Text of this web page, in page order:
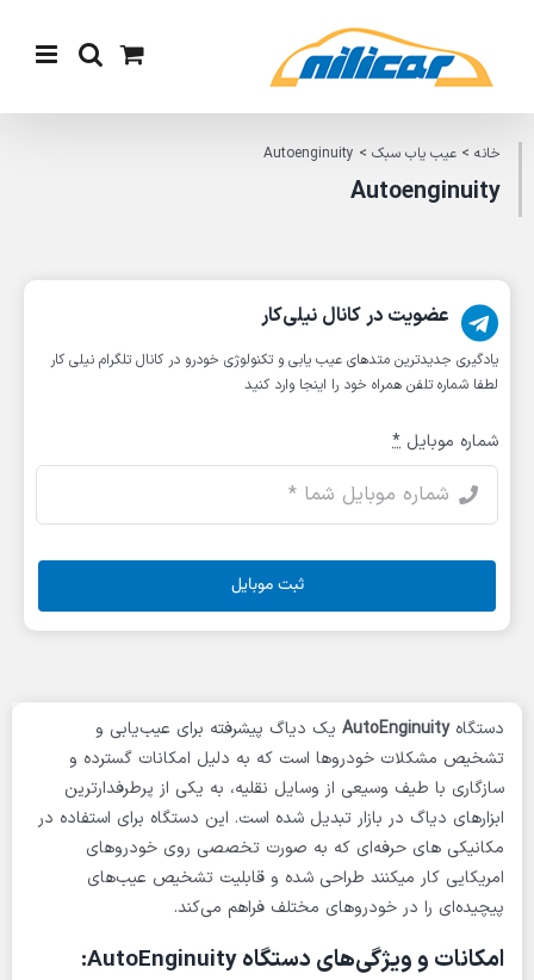
content
خانه> عیب یاب سبک>
Autoenginuity
Autoenginuity
دستگاهAutoEnginuity یک دیاگ پیشرفته برای عیب‌یابی و
تشخیص مشکلات خودروها است که به دلیل امکانات گسترده و
سازگاری با طیف وسیعی از وسایل نقلیه، به یکی از پرطرفدارترین
ابزارهای دیاگ در بازار تبدیل شده است. این دستگاه برای استفاده در
مکانیکی های حرفه‌ای که به صورت تخصصی روی خودروهای
امریکایی کار میکنند طراحی شده و قابلیت تشخیص عیب‌های
پیچیده‌ای را در خودروهای مختلف فراهم می‌کند.
امکانات و ویژگی‌های دستگاه AutoEnginuity:
عضویت در کانال نیلی‌کار
یادگیری جدیدترین متد‌های عیب یابی‌ و تکنولوژی خودرو در کانال تلگرام نیلی کار
لطفا شماره تلفن همراه خود را اینجا وارد کنید
شماره موبایل *
ثبت موبایل